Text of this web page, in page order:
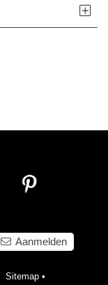
Aanmelden
Sitemap •